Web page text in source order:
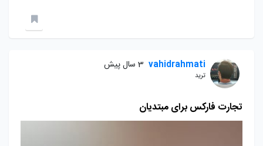
vahidrahmati 3 سال پیش
ترید
تجارت فارکس برای مبتدیان